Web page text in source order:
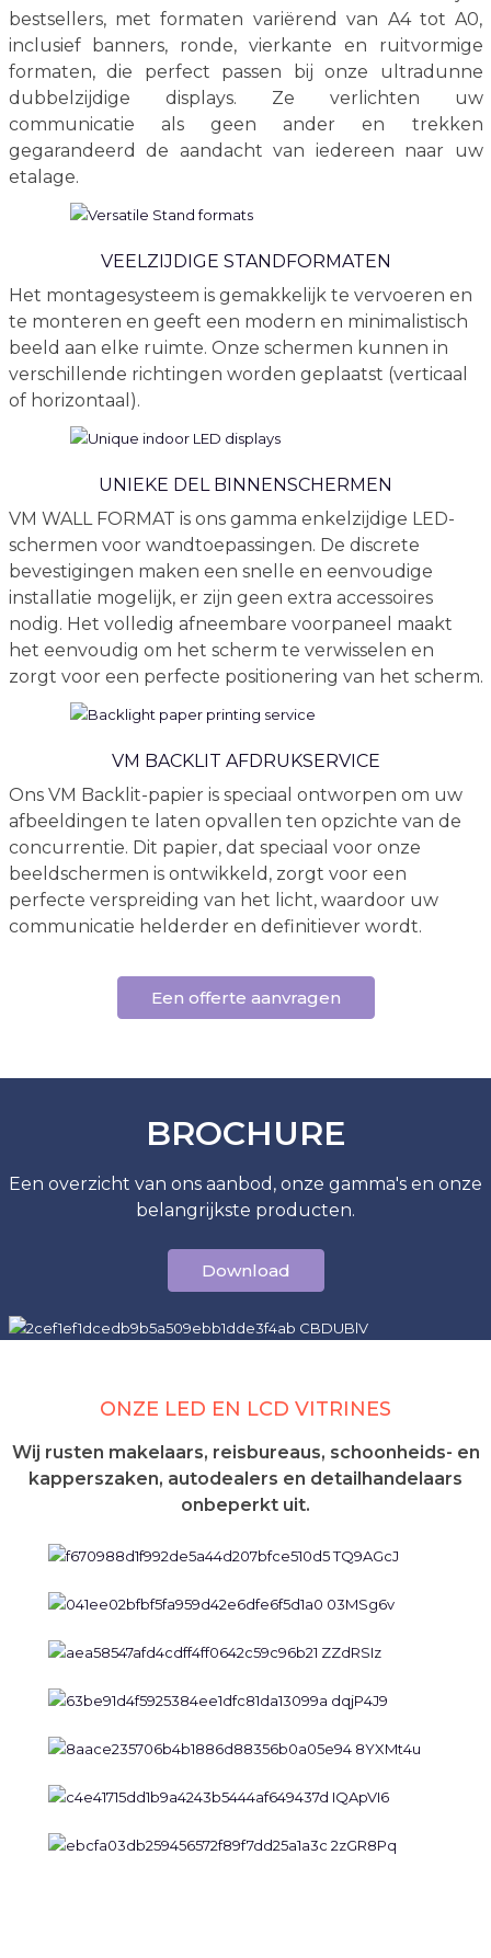
bestsellers, met formaten variërend van A4 tot A0,
inclusief banners, ronde, vierkante en ruitvormige
formaten, die perfect passen bij onze ultradunne
dubbelzijdige displays. Ze verlichten uw
communicatie als geen ander en trekken
gegarandeerd de aandacht van iedereen naar uw
etalage.
VEELZIJDIGE STANDFORMATEN
Het montagesysteem is gemakkelijk te vervoeren en
te monteren en geeft een modern en minimalistisch
beeld aan elke ruimte. Onze schermen kunnen in
verschillende richtingen worden geplaatst (verticaal
of horizontaal).
UNIEKE DEL BINNENSCHERMEN
VM WALL FORMAT is ons gamma enkelzijdige LED-
schermen voor wandtoepassingen. De discrete
bevestigingen maken een snelle en eenvoudige
installatie mogelijk, er zijn geen extra accessoires
nodig. Het volledig afneembare voorpaneel maakt
het eenvoudig om het scherm te verwisselen en
zorgt voor een perfecte positionering van het scherm.
VM BACKLIT AFDRUKSERVICE
Ons VM Backlit-papier is speciaal ontworpen om uw
afbeeldingen te laten opvallen ten opzichte van de
concurrentie. Dit papier, dat speciaal voor onze
beeldschermen is ontwikkeld, zorgt voor een
perfecte verspreiding van het licht, waardoor uw
communicatie helderder en definitiever wordt.
Een offerte aanvragen
BROCHURE
Een overzicht van ons aanbod, onze gamma's en onze
belangrijkste producten.
Download
ONZE LED EN LCD VITRINES
Wij rusten makelaars, reisbureaus, schoonheids- en
kapperszaken, autodealers en detailhandelaars
onbeperkt uit.